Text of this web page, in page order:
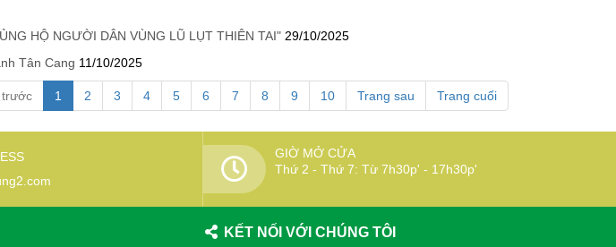
HỘ NGƯỜI DÂN VÙNG LŨ LỤT THIÊN TAI" 29/10/2025
Tân Cang 11/10/2025
trước 1 2 3 4 5 6 7 8 9 10 Trang sau Trang cuối
GIỜ MỞ CỬA
Thứ 2 - Thứ 7: Từ 7h30p' - 17h30p'
KẾT NỐI VỚI CHÚNG TÔI